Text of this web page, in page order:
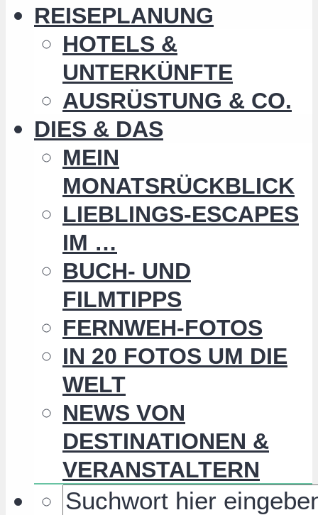
REISEPLANUNG
HOTELS &
UNTERKÜNFTE
AUSRÜSTUNG & CO.
DIES & DAS
MEIN
MONATSRÜCKBLICK
LIEBLINGS-ESCAPES
IM …
BUCH- UND
FILMTIPPS
FERNWEH-FOTOS
IN 20 FOTOS UM DIE
WELT
NEWS VON
DESTINATIONEN &
VERANSTALTERN